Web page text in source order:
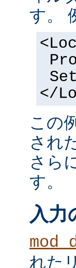
す。
</
この
され
さら
す。
入力
れた